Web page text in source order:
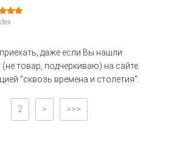
даже если Вы нашли
товар, подчеркиваю) на сайте.
"сквозь времена и столетия".
2 > >>>